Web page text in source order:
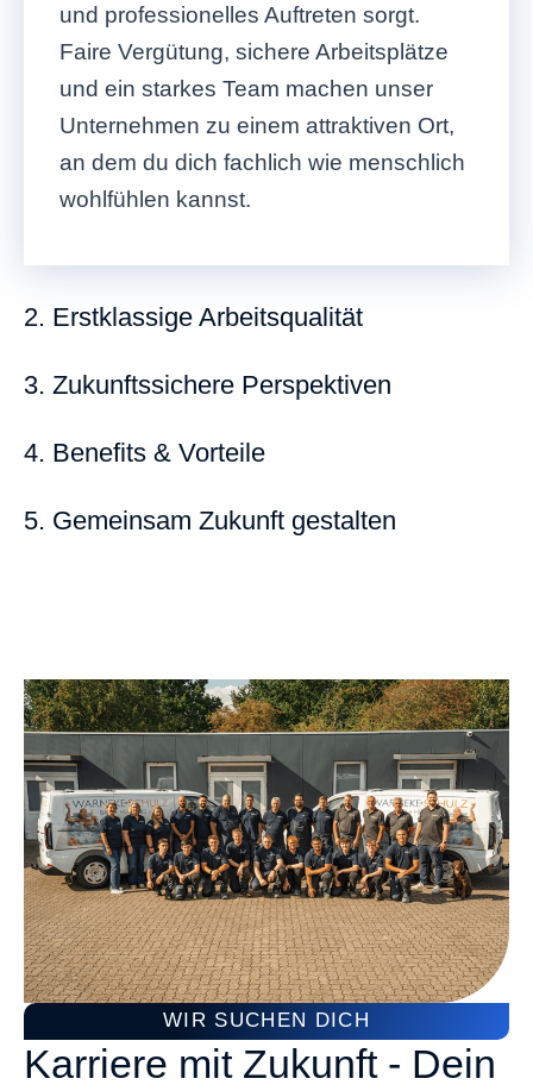
und professionelles Auftreten sorgt.
Faire Vergütung, sichere Arbeitsplätze
und ein starkes Team machen unser
Unternehmen zu einem attraktiven Ort,
an dem du dich fachlich wie menschlich
wohlfühlen kannst.
2. Erstklassige Arbeitsqualität
3. Zukunftssichere Perspektiven
4. Benefits & Vorteile
5. Gemeinsam Zukunft gestalten
WIR SUCHEN DICH
Karriere mit Zukunft - Dein